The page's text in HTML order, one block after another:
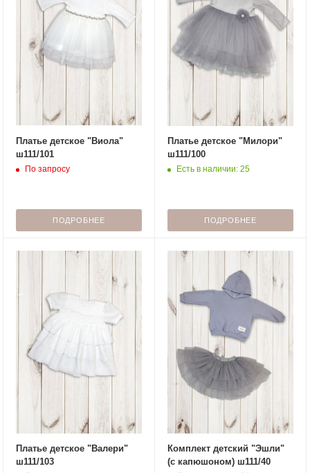
Платье детское "Виола"
ш111/101
По запросу
ПОДРОБНЕЕ
Платье детское "Милори"
ш111/100
Есть в наличии: 25
ПОДРОБНЕЕ
Платье детское "Валери"
ш111/103
Комплект детский "Эшли"
(с капюшоном) ш111/40